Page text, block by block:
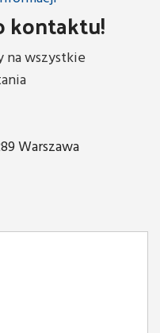
kontaktu!
wszystkie
Warszawa